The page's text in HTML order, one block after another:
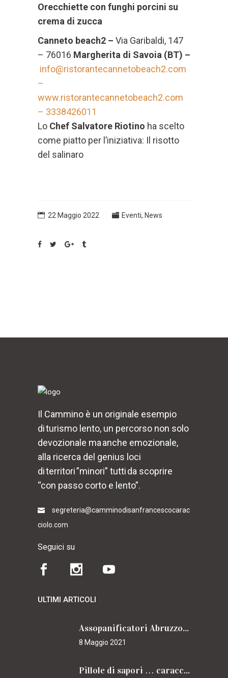
Orecchiette con funghi porcini su
crema di zucca
Canneto beach2 – Via Garibaldi, 147
– 76016 Margherita di Savoia (BT) –
info@ristorantecannetobeach2.com
–
www.ristorantecannetobeach2.com
– 3338426011
Lo Chef Salvatore Riotino ha scelto
come piatto per l’iniziativa: Il risotto
del salinaro
22 Maggio 2022 Eventi, News
Il Cammino è un originale esempio
di turismo lento, un percorso non solo
devozionale ma anche emozionale,
alla ricerca del genius loci
di territori ”minori” tutti da scoprire
“con passo corto e lento”.
segreteria@camminodisanfrancescocarac
ciolo.com
Seguici su
ULTIMI ARTICOLI
Assopanificatori Abruzzo e Molise insieme per il Cammino
8 Maggio 2021
Pillole di sapori … caracciolini